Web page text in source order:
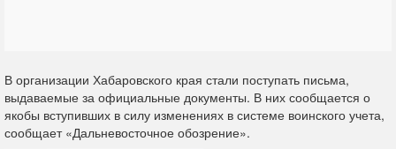
В организации Хабаровского края стали поступать письма,
выдаваемые за официальные документы. В них сообщается о
якобы вступивших в силу изменениях в системе воинского учета,
сообщает «Дальневосточное обозрение».